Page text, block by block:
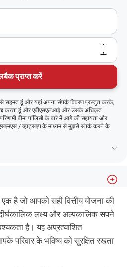
प्राप्त करें
सहमत हूं और यहां अपना संपर्क विवरण प्रस्तुत करके,
करता हूं और एबीएसएलआई और उसके अधिकृत
बीमा पॉलिसी के बारे में आगे की सहायता और
/ व्हाट्सएप के माध्यम से मुझसे संपर्क करने के
जीवन में पहले ही बीमा खरीद लें
आप विभिन्न बीमा योजनाओं की तुलना करें
कि आप एक स्वस्थ जीवनशैली बनाए रखें
है जो आपको सही वित्तीय योजना की
लक्ष्य और अल्पकालिक सपने
है। यह अप्रत्याशित
परिवार के भविष्य को सुरक्षित रखता